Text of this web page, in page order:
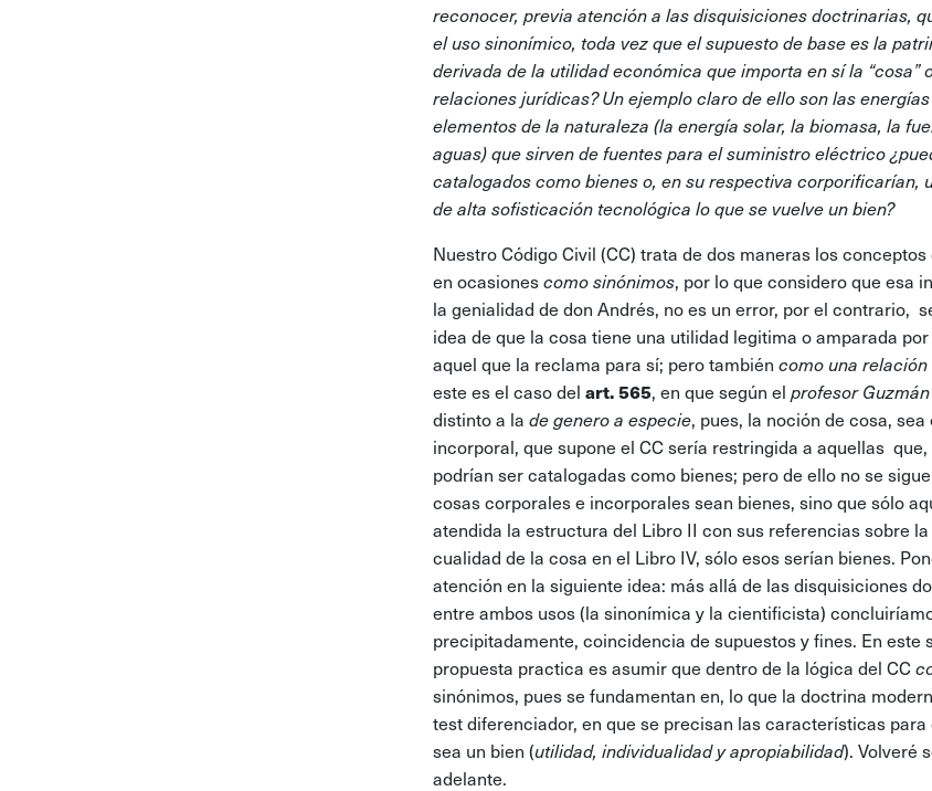
reconocer, previa atención a las disquisiciones doctrinarias,
el uso sinonímico, toda vez que el supuesto de base es la
derivada de la utilidad económica que importa en sí la “cosa”
relaciones jurídicas? Un ejemplo claro de ello son las
elementos de la naturaleza (la energía solar, la biomasa, la
aguas) que sirven de fuentes para el suministro eléctrico
catalogados como bienes o, en su respectiva corporificarían,
de alta sofisticación tecnológica lo que se vuelve un bien?
Nuestro Código Civil (CC) trata de dos maneras los conceptos
en ocasionescomo sinónimos, por lo que considero que esa
la genialidad de don Andrés, no es un error, por el contrario,
idea de que la cosa tiene una utilidad legitima o amparada
aquel que la reclama para sí; pero también como una
este es el caso del art. 565, en que según el profesor
distinto a la de genero a especie, pues, la noción de cosa,
incorporal, que supone el CC sería restringida a aquellas
podrían ser catalogadas como bienes; pero de ello no se
cosas corporales e incorporales sean bienes, sino que sólo
atendida la estructura del Libro II con sus referencias sobre
cualidad de la cosa en el Libro IV, sólo esos serían bienes.
atención en la siguiente idea: más allá de las disquisiciones
entre ambos usos (la sinonímica y la cientificista)
precipitadamente, coincidencia de supuestos y fines. En este
propuesta practica es asumir que dentro de la lógica del CC
sinónimos, pues se fundamentan en, lo que la doctrina
test diferenciador, en que se precisan las características para
sea un bien (utilidad, individualidad y apropiabilidad). Volveré
adelante.